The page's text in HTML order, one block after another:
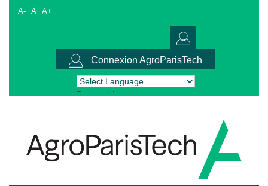
A- A A+
Connexion AgroParisTech
Powered by Translate